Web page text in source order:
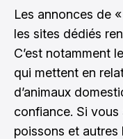
Les annonces de «
les sites dédiés
C’est notamment
qui mettent en
d’animaux
confiance. Si vous
poissons et autres